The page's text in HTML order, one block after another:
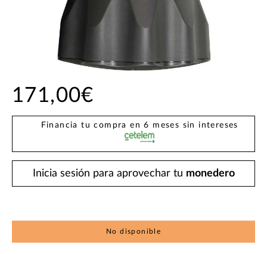
171,00€
Financia tu compra en 6 meses sin intereses
Inicia sesión para aprovechar tu monedero
No disponible